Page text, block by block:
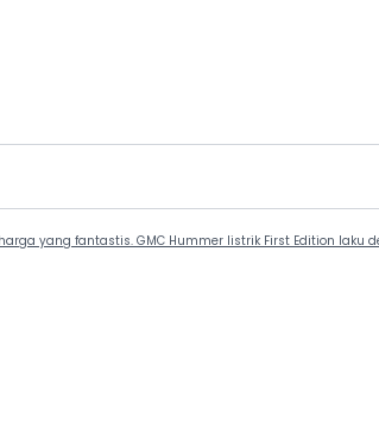
yang fantastis. GMC Hummer listrik First Edition